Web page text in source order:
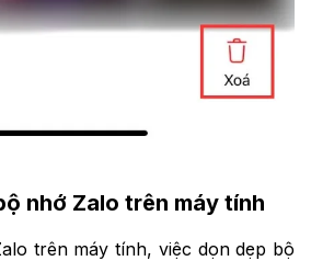
nhớ Zalo trên máy tính
trên máy tính, việc dọn dẹp bộ